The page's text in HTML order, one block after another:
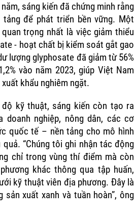
sáng kiến đã chứng minh rằng
để phát triển bền vững. Một
trọng nhất là việc giảm thiểu
- hoạt chất bị kiểm soát gắt gao
lượng glyphosate đã giảm từ 56%
vào năm 2023, giúp Việt Nam
khẩu nghiêm ngặt.
kỹ thuật, sáng kiến còn tạo ra
doanh nghiệp, nông dân, các cơ
quốc tế – nền tảng cho mô hình
“Chúng tôi ghi nhận tác động
chỉ trong vùng thí điểm mà còn
khác thông qua tập huấn,
kỹ thuật viên địa phương. Đây là
sản xuất xanh và tuần hoàn”, ông